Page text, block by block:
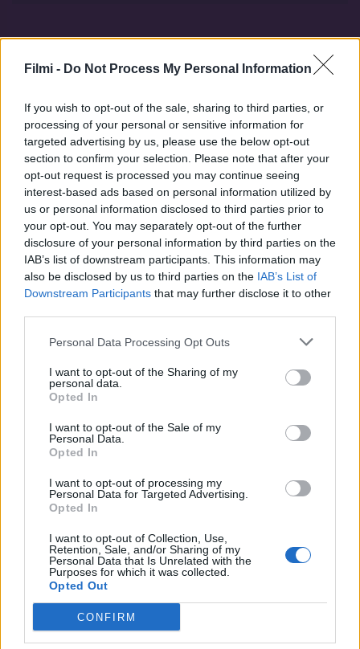
Filmi - Do Not Process My Personal Information
If you wish to opt-out of the sale, sharing to third parties, or
processing of your personal or sensitive information for
targeted advertising by us, please use the below opt-out
section to confirm your selection. Please note that after your
opt-out request is processed you may continue seeing
interest-based ads based on personal information utilized by
us or personal information disclosed to third parties prior to
your opt-out. You may separately opt-out of the further
disclosure of your personal information by third parties on the
IAB’s list of downstream participants. This information may
also be disclosed by us to third parties on the IAB’s List of
Downstream Participants that may further disclose it to other
Personal Data Processing Opt Outs
I want to opt-out of the Sharing of my
personal data.
Opted In
I want to opt-out of the Sale of my
Personal Data.
Opted In
I want to opt-out of processing my
Personal Data for Targeted Advertising.
Opted In
I want to opt-out of Collection, Use,
Retention, Sale, and/or Sharing of my
Personal Data that Is Unrelated with the
Purposes for which it was collected.
Opted Out
CONFIRM
Hasonló sorozatok
SOROZAT
Kekkaishi
SOROZAT
SOROZAT SOROZAT